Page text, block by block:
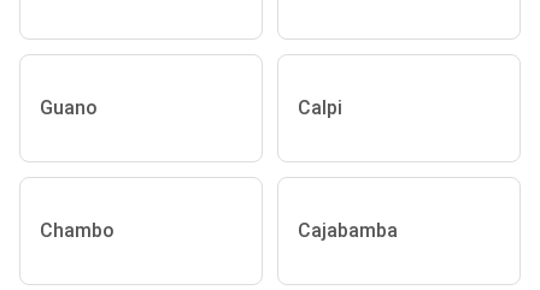
Guano Calpi
Chambo Cajabamba